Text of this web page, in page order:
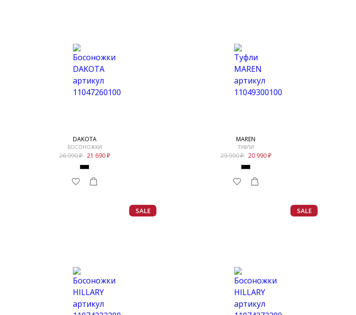
DAKOTA
БОСОНОЖКИ
26 990 21 690
MAREN
ТУФЛИ
29 990 20 990
SALE SALE